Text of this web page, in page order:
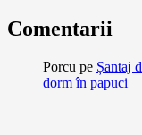
Comentarii
Porcu pe Șantaj
dorm în papuci